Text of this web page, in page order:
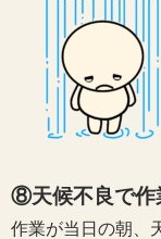
⑧天候不良で作
作業が当日の朝、